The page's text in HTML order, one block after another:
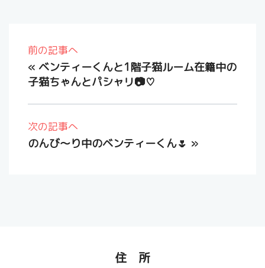
前の記事へ
« ベンティーくんと1階子猫ルーム在籍中の
子猫ちゃんとパシャリ📷♡
次の記事へ
のんび〜り中のベンティーくん🌷 »
住 所